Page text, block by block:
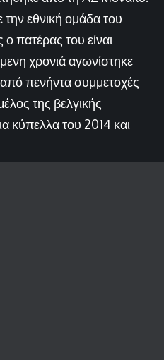
την εθνική ομάδα του
πατέρας του είναι
χρονιά αγωνίστηκε
πενήντα συμμετοχές
της βελγικής
κύπελλα του 2014 και